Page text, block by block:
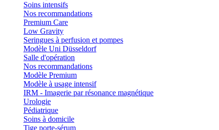
Soins intensifs
Nos recommandations
Premium Care
Low Gravity
Seringues à perfusion et pompes
Modèle Uni Düsseldorf
Salle d'opération
Nos recommandations
Modèle Premium
Modèle à usage intensif
IRM - Imagerie par résonance magnétique
Urologie
Pédiatrique
Soins à domicile
Tige porte-sérum